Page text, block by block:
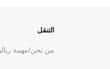
التنقل
من نحن/مهمة